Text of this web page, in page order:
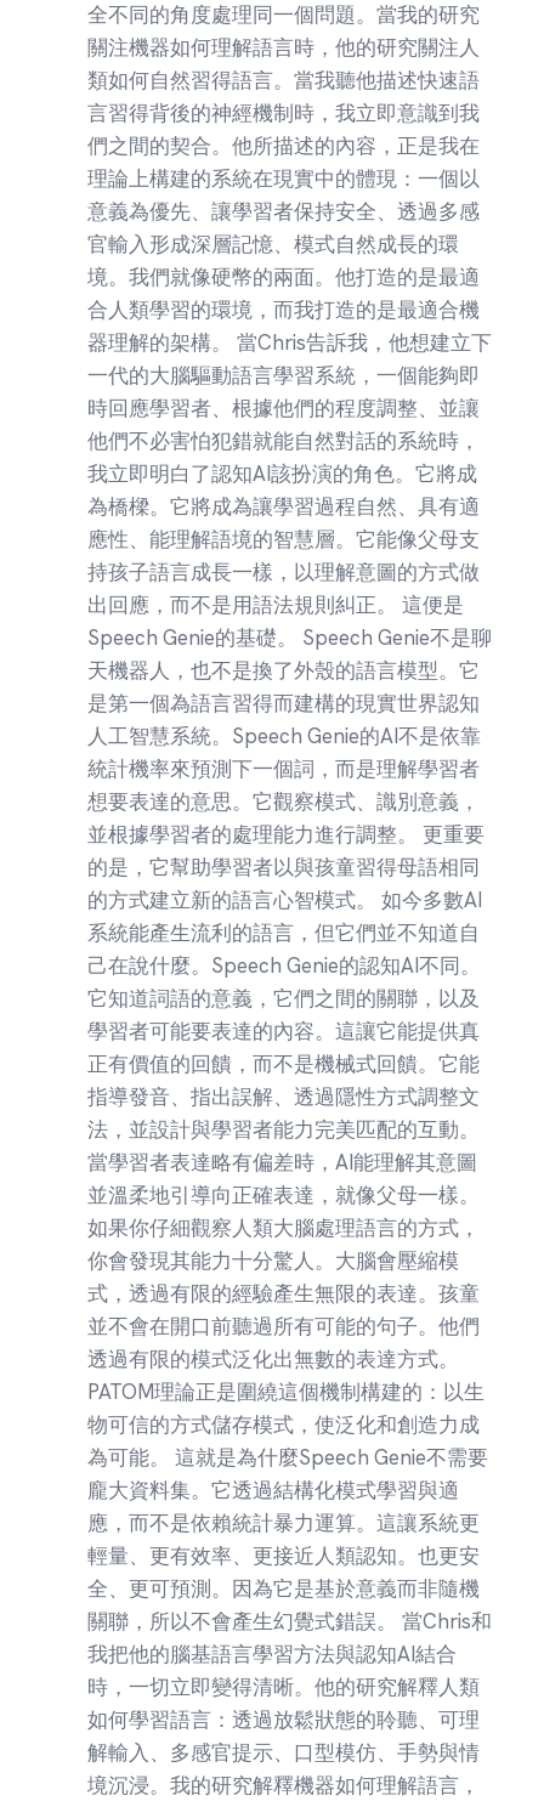
全不同的角度處理同一個問題。當我的研究
關注機器如何理解語言時，他的研究關注人
類如何自然習得語言。當我聽他描述快速語
言習得背後的神經機制時，我立即意識到我
們之間的契合。他所描述的內容，正是我在
理論上構建的系統在現實中的體現：一個以
意義為優先、讓學習者保持安全、透過多感
官輸入形成深層記憶、模式自然成長的環
境。我們就像硬幣的兩面。他打造的是最適
合人類學習的環境，而我打造的是最適合機
器理解的架構。 當Chris告訴我，他想建立下
一代的大腦驅動語言學習系統，一個能夠即
時回應學習者、根據他們的程度調整、並讓
他們不必害怕犯錯就能自然對話的系統時，
我立即明白了認知AI該扮演的角色。它將成
為橋樑。它將成為讓學習過程自然、具有適
應性、能理解語境的智慧層。它能像父母支
持孩子語言成長一樣，以理解意圖的方式做
出回應，而不是用語法規則糾正。 這便是
Speech Genie的基礎。 Speech Genie不是聊
天機器人，也不是換了外殼的語言模型。它
是第一個為語言習得而建構的現實世界認知
人工智慧系統。Speech Genie的AI不是依靠
統計機率來預測下一個詞，而是理解學習者
想要表達的意思。它觀察模式、識別意義，
並根據學習者的處理能力進行調整。 更重要
的是，它幫助學習者以與孩童習得母語相同
的方式建立新的語言心智模式。 如今多數AI
系統能產生流利的語言，但它們並不知道自
己在說什麼。Speech Genie的認知AI不同。
它知道詞語的意義，它們之間的關聯，以及
學習者可能要表達的內容。這讓它能提供真
正有價值的回饋，而不是機械式回饋。它能
指導發音、指出誤解、透過隱性方式調整文
法，並設計與學習者能力完美匹配的互動。
當學習者表達略有偏差時，AI能理解其意圖
並溫柔地引導向正確表達，就像父母一樣。
如果你仔細觀察人類大腦處理語言的方式，
你會發現其能力十分驚人。大腦會壓縮模
式，透過有限的經驗產生無限的表達。孩童
並不會在開口前聽過所有可能的句子。他們
透過有限的模式泛化出無數的表達方式。
PATOM理論正是圍繞這個機制構建的：以生
物可信的方式儲存模式，使泛化和創造力成
為可能。 這就是為什麼Speech Genie不需要
龐大資料集。它透過結構化模式學習與適
應，而不是依賴統計暴力運算。這讓系統更
輕量、更有效率、更接近人類認知。也更安
全、更可預測。因為它是基於意義而非隨機
關聯，所以不會產生幻覺式錯誤。 當Chris和
我把他的腦基語言學習方法與認知AI結合
時，一切立即變得清晰。他的研究解釋人類
如何學習語言：透過放鬆狀態的聆聽、可理
解輸入、多感官提示、口型模仿、手勢與情
境沉浸。我的研究解釋機器如何理解語言，